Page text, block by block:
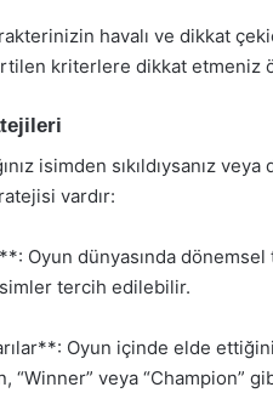
havalı ve dikkat
kriterlere dikkat etmeniz
isimden sıkıldıysanız
vardır:
Oyun dünyasında
tercih edilebilir.
Oyun içinde elde
“Winner” veya “Champion”